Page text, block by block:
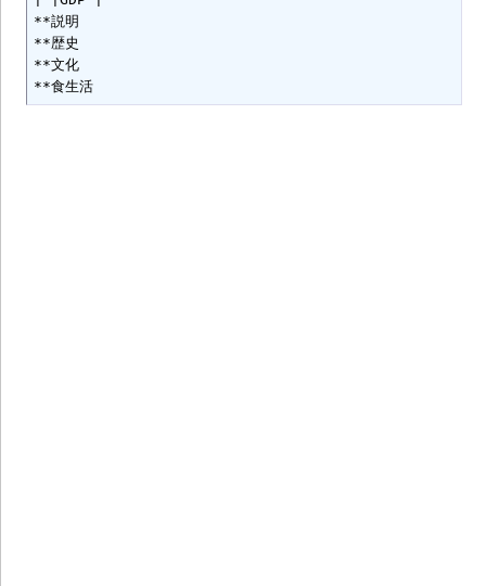
**説明
**歴史
**文化
**食生活